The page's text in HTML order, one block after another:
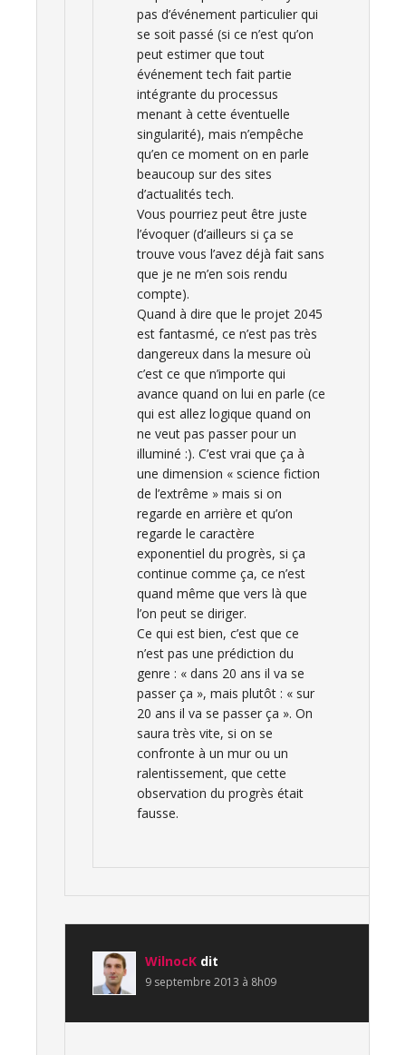
pas d’événement particulier qui
se soit passé (si ce n’est qu’on
peut estimer que tout
événement tech fait partie
intégrante du processus
menant à cette éventuelle
singularité), mais n’empêche
qu’en ce moment on en parle
beaucoup sur des sites
d’actualités tech.
Vous pourriez peut être juste
l’évoquer (d’ailleurs si ça se
trouve vous l’avez déjà fait sans
que je ne m’en sois rendu
compte).
Quand à dire que le projet 2045
est fantasmé, ce n’est pas très
dangereux dans la mesure où
c’est ce que n’importe qui
avance quand on lui en parle (ce
qui est allez logique quand on
ne veut pas passer pour un
illuminé :). C’est vrai que ça à
une dimension « science fiction
de l’extrême » mais si on
regarde en arrière et qu’on
regarde le caractère
exponentiel du progrès, si ça
continue comme ça, ce n’est
quand même que vers là que
l’on peut se diriger.
Ce qui est bien, c’est que ce
n’est pas une prédiction du
genre : « dans 20 ans il va se
passer ça », mais plutôt : « sur
20 ans il va se passer ça ». On
saura très vite, si on se
confronte à un mur ou un
ralentissement, que cette
observation du progrès était
fausse.
WilnocK dit
9 septembre 2013 à 8h09